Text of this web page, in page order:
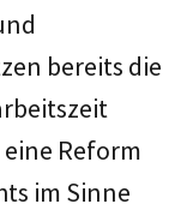
bereits die
Reform
im Sinne